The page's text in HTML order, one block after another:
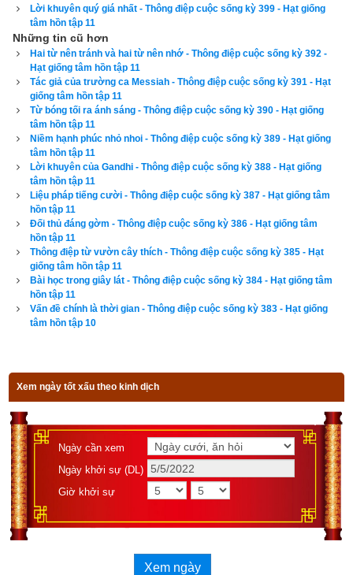
Ngày khởi sự (DL)
Giờ khởi sự
Xem ngày
Tác giả bài viết:Thầy Uri – Tổng biên tập chuyên mục giác ngộ
Lời khuyên quý giá nhất - Thông điệp cuộc sống kỳ 399 - Hạt giống
tâm hồn tập 11
Những tin cũ hơn
Hai từ nên tránh và hai từ nên nhớ - Thông điệp cuộc sống kỳ 392 -
Hạt giống tâm hồn tập 11
Tác giả của trường ca Messiah - Thông điệp cuộc sống kỳ 391 - Hạt
giống tâm hồn tập 11
Từ bóng tối ra ánh sáng - Thông điệp cuộc sống kỳ 390 - Hạt giống
tâm hồn tập 11
Niềm hạnh phúc nhỏ nhoi - Thông điệp cuộc sống kỳ 389 - Hạt giống
tâm hồn tập 11
Lời khuyên của Gandhi - Thông điệp cuộc sống kỳ 388 - Hạt giống
tâm hồn tập 11
Liệu pháp tiếng cười - Thông điệp cuộc sống kỳ 387 - Hạt giống tâm
hồn tập 11
Đối thủ đáng gờm - Thông điệp cuộc sống kỳ 386 - Hạt giống tâm
hồn tập 11
Thông điệp từ vườn cây thích - Thông điệp cuộc sống kỳ 385 - Hạt
giống tâm hồn tập 11
Bài học trong giây lát - Thông điệp cuộc sống kỳ 384 - Hạt giống tâm
hồn tập 11
Vấn đề chính là thời gian - Thông điệp cuộc sống kỳ 383 - Hạt giống
tâm hồn tập 10
Xem ngày tốt xấu theo kinh dịch
Ngày cần xem
Ngày khởi sự (DL)
Giờ khởi sự
Xem ngày